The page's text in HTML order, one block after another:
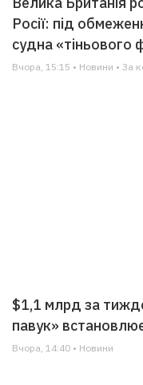
Росії: під
судна «тіньового
Вчора, 15:15 • Новини • За
$1,1 млрд за
павук»
Вчора, 14:40 • Новини